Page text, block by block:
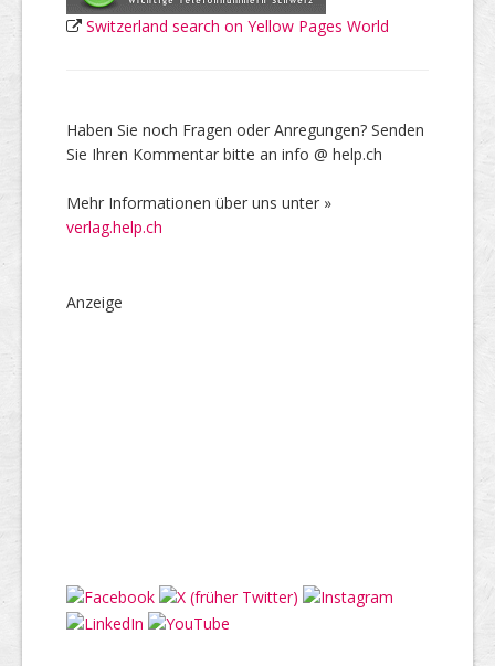
Switzerland search on Yellow Pages World
Haben Sie noch Fragen oder Anregungen? Senden
Sie Ihren Kommentar bitte an info @ help.ch
Mehr Informationen über uns unter »
verlag.help.ch
Anzeige